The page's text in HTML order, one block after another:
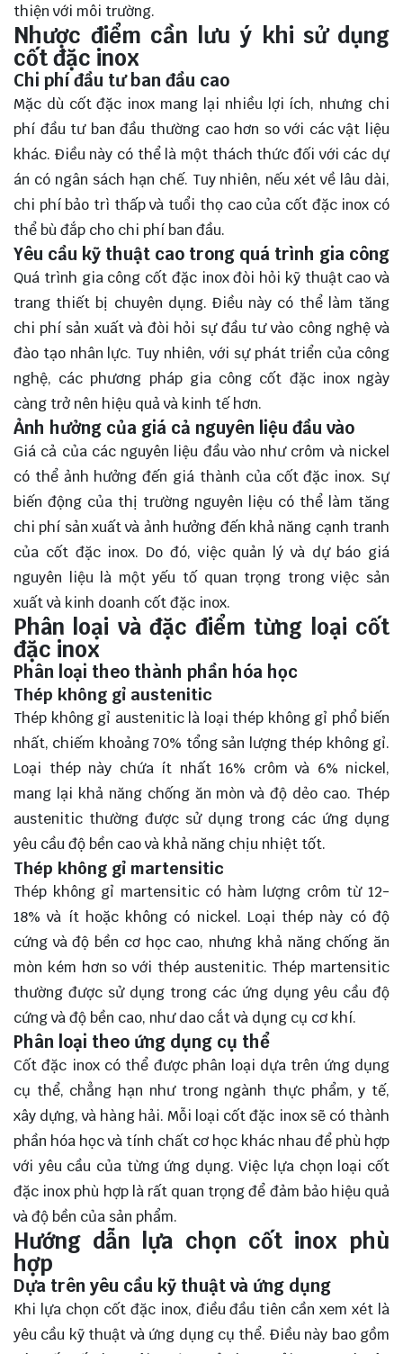
thiện với môi trường.
Nhược điểm cần lưu ý khi sử dụng
cốt đặc inox
Chi phí đầu tư ban đầu cao
Mặc dù cốt đặc inox mang lại nhiều lợi ích, nhưng chi
phí đầu tư ban đầu thường cao hơn so với các vật liệu
khác. Điều này có thể là một thách thức đối với các dự
án có ngân sách hạn chế. Tuy nhiên, nếu xét về lâu dài,
chi phí bảo trì thấp và tuổi thọ cao của cốt đặc inox có
thể bù đắp cho chi phí ban đầu.
Yêu cầu kỹ thuật cao trong quá trình gia công
Quá trình gia công cốt đặc inox đòi hỏi kỹ thuật cao và
trang thiết bị chuyên dụng. Điều này có thể làm tăng
chi phí sản xuất và đòi hỏi sự đầu tư vào công nghệ và
đào tạo nhân lực. Tuy nhiên, với sự phát triển của công
nghệ, các phương pháp gia công cốt đặc inox ngày
càng trở nên hiệu quả và kinh tế hơn.
Ảnh hưởng của giá cả nguyên liệu đầu vào
Giá cả của các nguyên liệu đầu vào như crôm và nickel
có thể ảnh hưởng đến giá thành của cốt đặc inox. Sự
biến động của thị trường nguyên liệu có thể làm tăng
chi phí sản xuất và ảnh hưởng đến khả năng cạnh tranh
của cốt đặc inox. Do đó, việc quản lý và dự báo giá
nguyên liệu là một yếu tố quan trọng trong việc sản
xuất và kinh doanh cốt đặc inox.
Phân loại và đặc điểm từng loại cốt
đặc inox
Phân loại theo thành phần hóa học
Thép không gỉ austenitic
Thép không gỉ austenitic là loại thép không gỉ phổ biến
nhất, chiếm khoảng 70% tổng sản lượng thép không gỉ.
Loại thép này chứa ít nhất 16% crôm và 6% nickel,
mang lại khả năng chống ăn mòn và độ dẻo cao. Thép
austenitic thường được sử dụng trong các ứng dụng
yêu cầu độ bền cao và khả năng chịu nhiệt tốt.
Thép không gỉ martensitic
Thép không gỉ martensitic có hàm lượng crôm từ 12-
18% và ít hoặc không có nickel. Loại thép này có độ
cứng và độ bền cơ học cao, nhưng khả năng chống ăn
mòn kém hơn so với thép austenitic. Thép martensitic
thường được sử dụng trong các ứng dụng yêu cầu độ
cứng và độ bền cao, như dao cắt và dụng cụ cơ khí.
Phân loại theo ứng dụng cụ thể
Cốt đặc inox có thể được phân loại dựa trên ứng dụng
cụ thể, chẳng hạn như trong ngành thực phẩm, y tế,
xây dựng, và hàng hải. Mỗi loại cốt đặc inox sẽ có thành
phần hóa học và tính chất cơ học khác nhau để phù hợp
với yêu cầu của từng ứng dụng. Việc lựa chọn loại cốt
đặc inox phù hợp là rất quan trọng để đảm bảo hiệu quả
và độ bền của sản phẩm.
Hướng dẫn lựa chọn cốt inox phù
hợp
Dựa trên yêu cầu kỹ thuật và ứng dụng
Khi lựa chọn cốt đặc inox, điều đầu tiên cần xem xét là
yêu cầu kỹ thuật và ứng dụng cụ thể. Điều này bao gồm